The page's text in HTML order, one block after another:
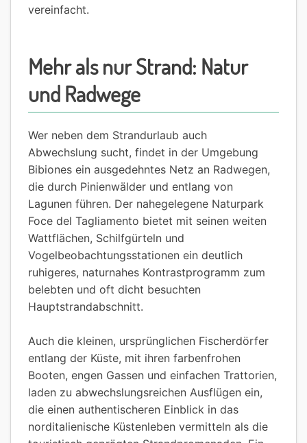
vereinfacht.
Mehr als nur Strand: Natur
und Radwege
Wer neben dem Strandurlaub auch
Abwechslung sucht, findet in der Umgebung
Bibiones ein ausgedehntes Netz an Radwegen,
die durch Pinienwälder und entlang von
Lagunen führen. Der nahegelegene Naturpark
Foce del Tagliamento bietet mit seinen weiten
Wattflächen, Schilfgürteln und
Vogelbeobachtungsstationen ein deutlich
ruhigeres, naturnahes Kontrastprogramm zum
belebten und oft dicht besuchten
Hauptstrandabschnitt.
Auch die kleinen, ursprünglichen Fischerdörfer
entlang der Küste, mit ihren farbenfrohen
Booten, engen Gassen und einfachen Trattorien,
laden zu abwechslungsreichen Ausflügen ein,
die einen authentischeren Einblick in das
norditalienische Küstenleben vermitteln als die